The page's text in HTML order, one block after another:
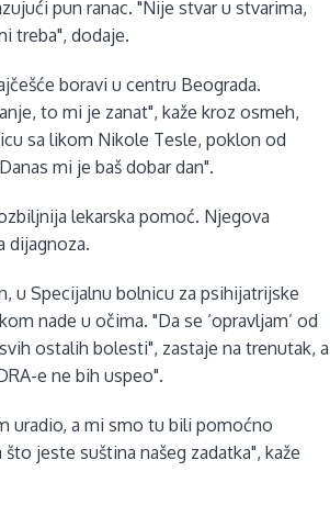
pun ranac. "Nije stvar u stvarima,
treba", dodaje.
boravi u centru Beograda.
to mi je zanat", kaže kroz osmeh,
sa likom Nikole Tesle, poklon od
mi je baš dobar dan".
lekarska pomoć. Njegova
dijagnoza.
u Specijalnu bolnicu za psihijatrijske
nade u očima. "Da se ‘opravljam’ od
ostalih bolesti", zastaje na trenutak, a
e ne bih uspeo".
uradio, a mi smo tu bili pomoćno
jeste suština našeg zadatka", kaže